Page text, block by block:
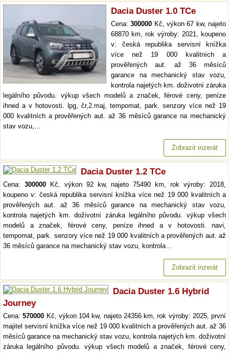
Dacia Duster 1.0 TCe
Cena:300000 Kč, výkon 67 kw, najeto
68870 km, rok výroby: 2021, koupeno
v: česká republika servisní knížka
více než 19 000 kvalitních a
prověřených aut. až 36 měsíců
garance na mechanický stav vozu,
kontrola najetých km. doživotní záruka
legálního původu. výkup všech modelů a značek, férové ceny, peníze
ihned a v hotovosti. lpg, čr,2.maj, tempomat, park. senzory více než 19
000 kvalitních a prověřených aut. až 36 měsíců garance na mechanický
stav vozu,…
Zobrazit inzerát
Dacia Duster 1.2 TCe
Cena: 300000Kč, výkon 92 kw, najeto 75490 km, rok výroby: 2018,
koupeno v: česká republika servisní knížka více než 19 000 kvalitních a
prověřených aut. až 36 měsíců garance na mechanický stav vozu,
kontrola najetých km. doživotní záruka legálního původu. výkup všech
modelů a značek, férové ceny, peníze ihned a v hotovosti. navi,
tempomat, park. senzory více než 19 000 kvalitních a prověřených aut. až
36 měsíců garance na mechanický stav vozu, kontrola…
Zobrazit inzerát
Dacia Duster 1.6 Hybrid
Journey
Cena:570000 Kč, výkon 104 kw, najeto 24356 km, rok výroby: 2025, první
majitel servisní knížka více než 19 000 kvalitních a prověřených aut. až 36
měsíců garance na mechanický stav vozu, kontrola najetých km. doživotní
záruka legálního původu. výkup všech modelů a značek, férové ceny,